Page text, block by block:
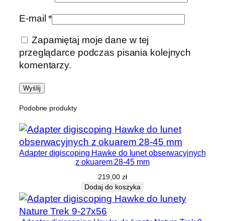
E-mail*
Zapamiętaj moje dane w tej
przeglądarce podczas pisania kolejnych
komentarzy.
Podobne produkty
Adapter digiscoping Hawke do lunet obserwacyjnych
z okuarem 28-45 mm
219,00 zł
Dodaj do koszyka